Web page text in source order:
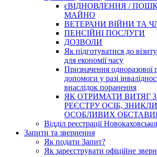
єВІДНОВЛЕННЯ /
МАЙНО
ВЕТЕРАНИ ВІЙНИ ТА
ПЕНСІЙНІ ПОСЛУГИ
ДОЗВОЛИ
Як підготуватися до
для економії часу
Призначення одноразової
допомоги у разі
внаслідок поранення
ЯК ОТРИМАТИ ВИТЯГ
РЕЄСТРУ ОСІБ,
ОСОБЛИВИХ
Відділ реєстрації
Запити та звернення
Як подати Запит?
Як зареєструвати офіційне